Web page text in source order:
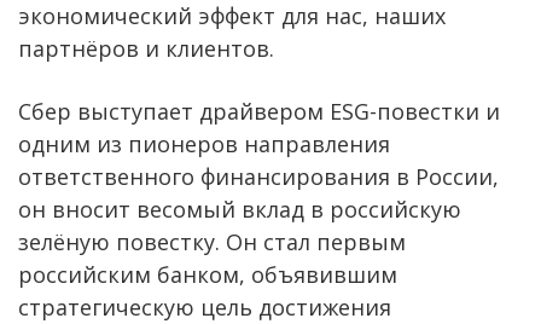
экономический эффект для нас, наших
партнёров и клиентов.
Сбер выступает драйвером ESG-повестки и
одним из пионеров направления
ответственного финансирования в России,
он вносит весомый вклад в российскую
зелёную повестку. Он стал первым
российским банком, объявившим
стратегическую цель достижения